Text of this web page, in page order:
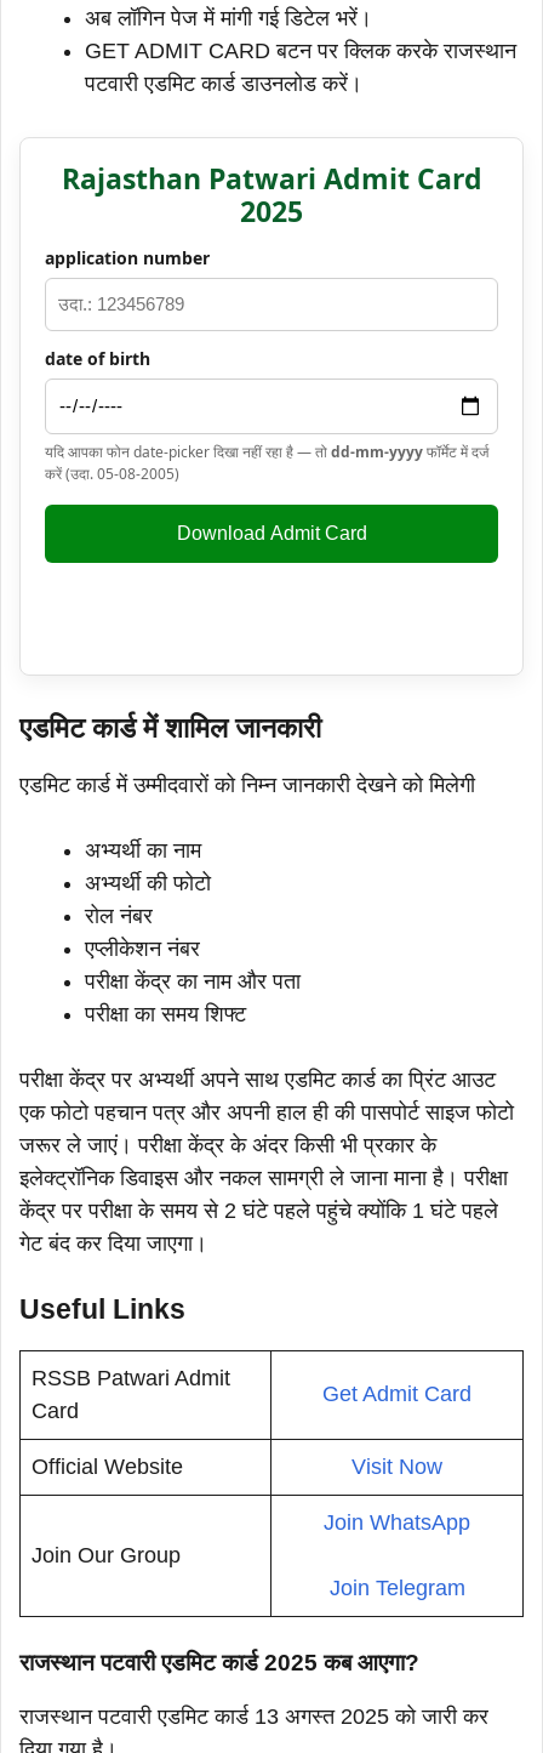
अब लॉगिन पेज में मांगी गई डिटेल भरें।
GET ADMIT CARD बटन पर क्लिक करके राजस्थान
पटवारी एडमिट कार्ड डाउनलोड करें।
Rajasthan Patwari Admit Card
2025
application number
date of birth
यदि आपका फोन date-picker दिखा नहीं रहा है — तोdd-mm-yyyyफॉर्मेट में दर्ज
करें (उदा. 05-08-2005)
Download Admit Card
एडमिट कार्ड में शामिल जानकारी
एडमिट कार्ड में उम्मीदवारों को निम्न जानकारी देखने को मिलेगी
अभ्यर्थी का नाम
अभ्यर्थी की फोटो
रोल नंबर
एप्लीकेशन नंबर
परीक्षा केंद्र का नाम और पता
परीक्षा का समय शिफ्ट
परीक्षा केंद्र पर अभ्यर्थी अपने साथ एडमिट कार्ड का प्रिंट आउट
एक फोटो पहचान पत्र और अपनी हाल ही की पासपोर्ट साइज फोटो
जरूर ले जाएं। परीक्षा केंद्र के अंदर किसी भी प्रकार के
इलेक्ट्रॉनिक डिवाइस और नकल सामग्री ले जाना माना है। परीक्षा
केंद्र पर परीक्षा के समय से 2 घंटे पहले पहुंचे क्योंकि 1 घंटे पहले
गेट बंद कर दिया जाएगा।
Useful Links
RSSB Patwari Admit
Card
Get Admit Card
Official Website Visit Now
Join Our Group
Join WhatsApp
Join Telegram
राजस्थान पटवारी एडमिट कार्ड 2025 कब आएगा?
राजस्थान पटवारी एडमिट कार्ड 13 अगस्त 2025 को जारी कर